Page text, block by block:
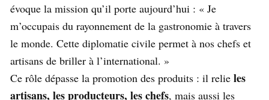
évoque la mission qu’il porte aujourd’hui : « Je
m’occupais du rayonnement de la gastronomie à travers
le monde. Cette diplomatie civile permet à nos chefs et
artisans de briller à l’international. »
Ce rôle dépasse la promotion des produits : il relie les
artisans, les producteurs, les chefs, mais aussi les